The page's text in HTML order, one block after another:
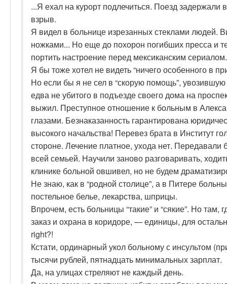
...Я ехал на курорт подлечиться. Поезд
взрыв.
Я видел в больнице изрезанных стеклами людей.
ножками... Но еще до похорон погибших пресса и
портить настроение перед мексиканским сериалом.
Я бы тоже хотел не видеть “ничего особенного в
Но если бы я не сел в “скорую помощь”,
едва не убитого в подъезде своего дома на
выжил. Преступное отношение к больным в
глазами. Безнаказанность гарантирована
высокого начальства! Перевез брата в Институт
стороне. Лечение платное, ухода нет. Передавали
всей семьей. Научили заново разговаривать,
клинике больной овшивел, но не будем
Не знаю, как в “родной столице”, а в Питере
постельное белье, лекарства, шприцы.
Впрочем, есть больницы “такие” и “сякие”. Но там,
заказ и охрана в коридоре, — единицы, для
right?!
Кстати, ординарный укол больному с инсультом
тысячи рублей, пятнадцать минимальных зарплат.
Да, на улицах стреляют не каждый день.